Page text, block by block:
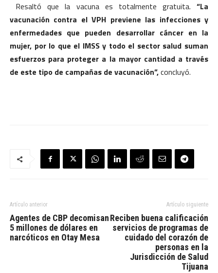
Resaltó que la vacuna es totalmente gratuita. “La
vacunación contra el VPH previene las infecciones y
enfermedades que pueden desarrollar cáncer en la
mujer, por lo que el IMSS y todo el sector salud suman
esfuerzos para proteger a la mayor cantidad a través
de este tipo de campañas de vacunación”,concluyó.
Artículo anterior
Agentes de CBP decomisan
5 millones de dólares en
narcóticos en Otay Mesa
Artículo siguiente
Reciben buena calificación
servicios de programas de
cuidado del corazón de
personas en la
Jurisdicción de Salud
Tijuana